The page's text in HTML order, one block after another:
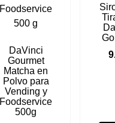
DaVinci
Gourmet
Matcha en
Polvo para
Vending y
Foodservice
500g